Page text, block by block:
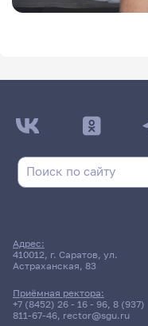
Адрес:
410012, г. Саратов, ул.
Астраханская, 83
Приёмная ректора:
+7 (8452) 26 - 16 - 96, 8 (937)
811-67-46, rector@sgu.ru